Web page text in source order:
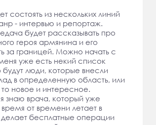
состоять из нескольких линий
- интервью и репортаж.
будет рассказывать про
героя армянина и его
за границей. Можно начать с
уже есть некий список
будут люди, которые внесли
в определенную область, или
то новое и интересное.
знаю врача, который уже
время от времени летает в
бесплатные операции